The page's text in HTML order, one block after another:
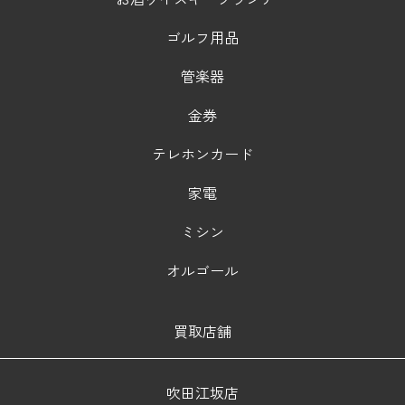
ゴルフ用品
管楽器
金券
テレホンカード
家電
ミシン
オルゴール
買取店舗
吹田江坂店